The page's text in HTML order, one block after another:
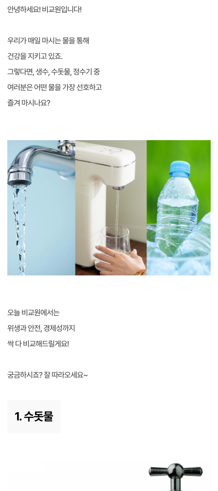
안녕하세요! 비교원입니다!
우리가 매일 마시는 물을 통해
건강을 지키고 있죠.
그렇다면, 생수, 수돗물, 정수기 중
여러분은 어떤 물을 가장 선호하고
즐겨 마시나요?
오늘 비교원에서는
위생과 안전, 경제성까지
싹 다 비교해드릴게요!
궁금하시죠? 잘 따라오세요~
1. 수돗물